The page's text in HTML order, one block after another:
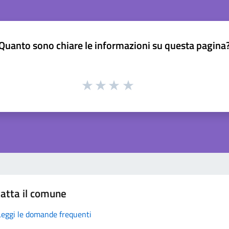
sono chiare le informazioni su questa
il comune
le domande frequenti